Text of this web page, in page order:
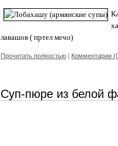
лавашов ( пртел мечо)
Прочитать полностью | Комментарии
Суп-пюре из белой